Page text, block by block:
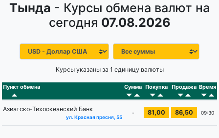
Тында - Курсы обмена валют на
сегодня 07.08.2026
Курсы указаны за 1 единицу валюты
Пункт обмена Сумма Покупка Продажа Время
Азиатско-Тихоокеанский Банк
ул. Красная пресня, 55
- 81,00 86,50 09:30